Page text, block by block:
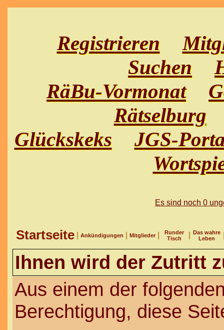
Registrieren
Suchen
RäBu-Vormonat
Rätselburg
Glückskeks
JGS-
Es sind noch 0
Startseite Ankündigungen Mitglieder
Runder
Tisch
Das wahre
Leben
Ihnen wird der Zutritt
Aus einem der
Berechtigung, diese